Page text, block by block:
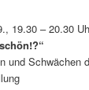
19.30 – 20.30
und Schwächen